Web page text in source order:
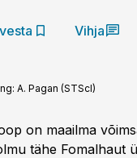
Vihja
A. Pagan (STScI)
on maailma
tähe Fomalhaut